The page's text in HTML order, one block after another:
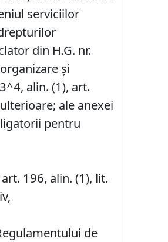
serviciilor
din H.G. nr.
şi
alin. (1), art.
ale anexei
pentru
196, alin. (1), lit.
de